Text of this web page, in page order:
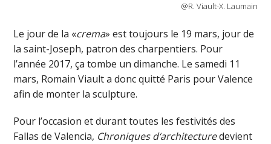
@R. Viault-X. Laumain
Le jour de la «crema» est toujours le 19 mars, jour de
la saint-Joseph, patron des charpentiers. Pour
l’année 2017, ça tombe un dimanche. Le samedi 11
mars, Romain Viault a donc quitté Paris pour Valence
afin de monter la sculpture.
Pour l’occasion et durant toutes les festivités des
Fallas de Valencia, Chroniques d‘architecturedevient